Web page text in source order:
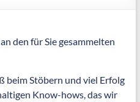
den für Sie gesammelten
beim Stöbern und viel Erfolg
Know-hows, das wir